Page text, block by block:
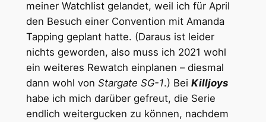
meiner Watchlist gelandet, weil ich für April
den Besuch einer Convention mit Amanda
Tapping geplant hatte. (Daraus ist leider
nichts geworden, also muss ich 2021 wohl
ein weiteres Rewatch einplanen – diesmal
dann wohl von Stargate SG-1.) Bei Killjoys
habe ich mich darüber gefreut, die Serie
endlich weitergucken zu können, nachdem